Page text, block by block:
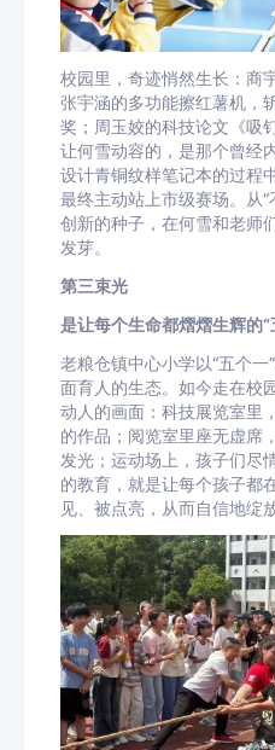
校园里，奇迹悄然生长：商
张宇涵的多功能擦红薯机，
奖；周玉姣的科技论文《吸
让何雪动容的，是那个曾
设计青铜纹样笔记本的过程
最终主动站上市级赛场。从“
创新的种子，在何雪和老师
发芽。
第三束光
是让每个生命都熠熠生辉的“
老粮仓镇中心小学以“五个
面育人的生态。如今走在校
动人的画面：科技展览室里
的作品；阅览室里座无虚席
发光；运动场上，孩子们
的教育，就是让每个孩子都
见、被点亮，从而自信地绽放